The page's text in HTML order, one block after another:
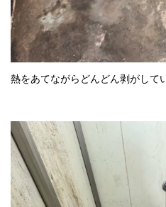
熱をあてながらどんどん剥がして